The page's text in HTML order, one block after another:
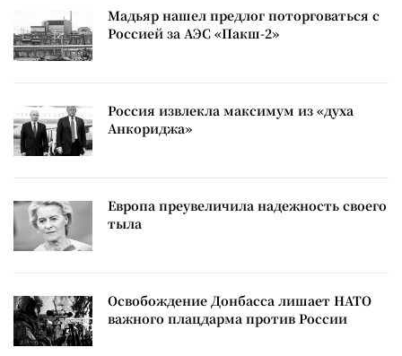
Мадьяр нашел предлог поторговаться с
Россией за АЭС «Пакш-2»
Россия извлекла максимум из «духа
Анкориджа»
Европа преувеличила надежность своего
тыла
Освобождение Донбасса лишает НАТО
важного плацдарма против России